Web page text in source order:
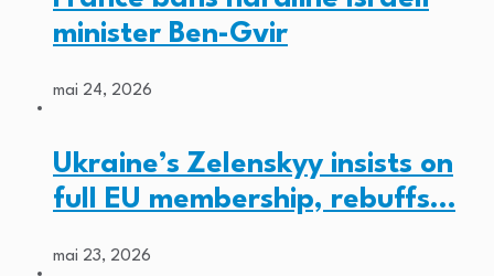
minister Ben-Gvir
mai 24, 2026
Ukraine’s Zelenskyy insists on
full EU membership, rebuffs…
mai 23, 2026